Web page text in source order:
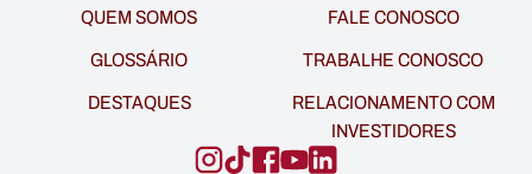
QUEM SOMOS
FALE CONOSCO
GLOSSÁRIO
TRABALHE CONOSCO
DESTAQUES
RELACIONAMENTO COM
INVESTIDORES